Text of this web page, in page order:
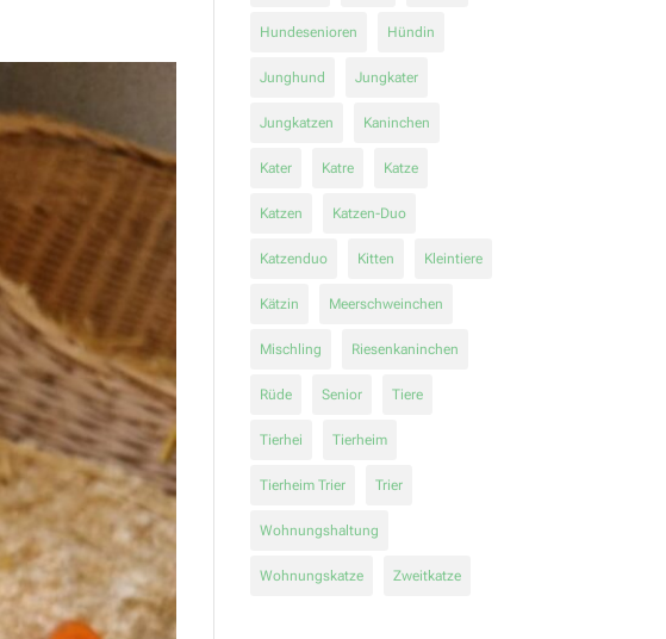
Hundesenioren Hündin
Junghund Jungkater
Jungkatzen Kaninchen
Kater Katre Katze
Katzen Katzen-Duo
Katzenduo Kitten Kleintiere
Kätzin Meerschweinchen
Mischling Riesenkaninchen
Rüde Senior Tiere
Tierhei Tierheim
Tierheim Trier Trier
Wohnungshaltung
Wohnungskatze Zweitkatze